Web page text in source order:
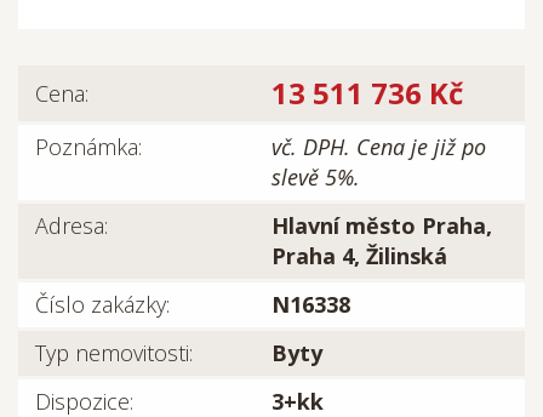
Cena: 13 511 736 Kč
Poznámka:
vč. DPH. Cena je již po
slevě 5%.
Adresa:
Hlavní město Praha,
Praha 4, Žilinská
Číslo zakázky:
N16338
Typ nemovitosti:
Byty
Dispozice:
3+kk